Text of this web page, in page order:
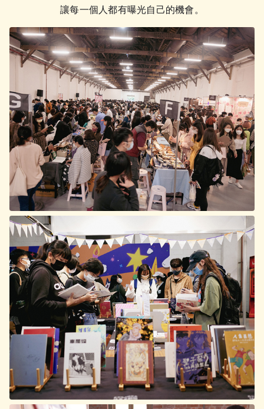
讓每一個人都有曝光自己的機會。